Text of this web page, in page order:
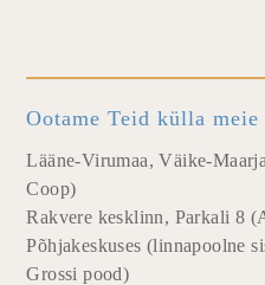
Ootame Teid külla
Lääne-Virumaa, Väike-
Coop)
Rakvere kesklinn, Parkali 8
Põhjakeskuses (linnapoolne
Grossi pood)